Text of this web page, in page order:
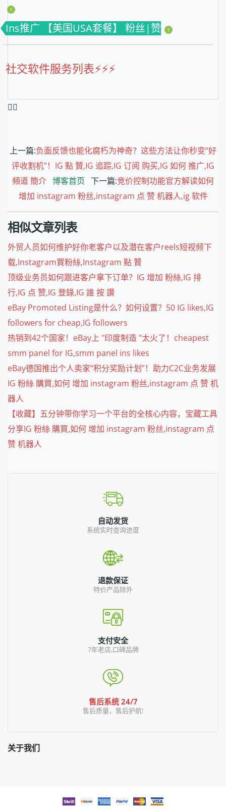
1
Ins推广 【美国USA套餐】 粉丝|赞 1
社交软件服务列表⚡️⚡️⚡️
❤️‍🔥
上一篇:负面反馈也能化腐朽为神奇？这些方法让你秒变“好
评收割机”！IG 點 贊,IG 追踪,IG 订阅 购买,IG 如何 推广,IG
頻道 簡介 博客首页 下一篇:竞价控制功能官方解读如何
增加 instagram 粉丝,instagram 点 赞 机器人,ig 软件
相似文章列表
外贸人员如何维护好你老客户以及潜在客户reels短视频下
载,Instagram買粉絲,Instagram 點 贊
顶级业务员如何跟进客户拿下订单？IG 增加 粉絲,IG 排
行,IG 点 赞,IG 登錄,IG 誰 按 讚
eBay Promoted Listing是什么？如何设置？50 IG likes,IG
followers for cheap,IG followers
热销到42个国家！eBay上 "印度制造 "太火了！cheapest
smm panel for IG,smm panel ins likes
eBay德国推出个人卖家“积分奖励计划”！助力C2C业务发展
IG 粉絲 購買,如何 增加 instagram 粉丝,instagram 点 赞 机
器人
【收藏】五分钟带你学习一个平台的全核心内容，宝藏工具
分享IG 粉絲 購買,如何 增加 instagram 粉丝,instagram 点
赞 机器人
自动发货
系统实时查询进度
退款保证
特价产品除外
支付安全
7年老店,口碑品牌
售后系统 24/7
售后质量，售后护航!
关于我们